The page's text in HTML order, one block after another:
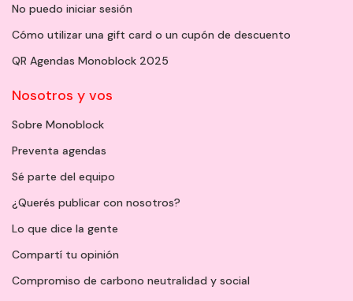
No puedo iniciar sesión
Cómo utilizar una gift card o un cupón de descuento
QR Agendas Monoblock 2025
Nosotros y vos
Sobre Monoblock
Preventa agendas
Sé parte del equipo
¿Querés publicar con nosotros?
Lo que dice la gente
Compartí tu opinión
Compromiso de carbono neutralidad y social